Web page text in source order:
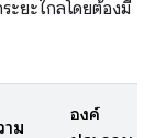
ะยะไกลโดยต้องมี
าม
องค์